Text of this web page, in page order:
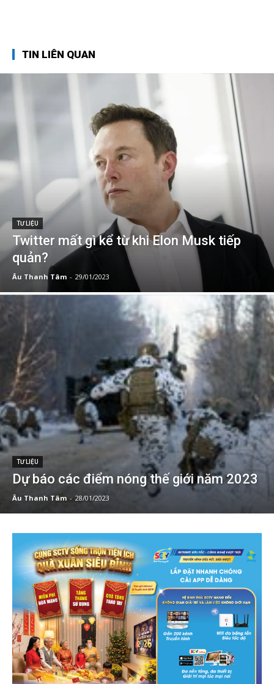
TIN LIÊN QUAN
TƯ LIỆU
Twitter mất gì kể từ khi Elon Musk tiếp
quản?
Âu Thanh Tâm - 29/01/2023
TƯ LIỆU
Dự báo các điểm nóng thế giới năm 2023
Âu Thanh Tâm - 28/01/2023